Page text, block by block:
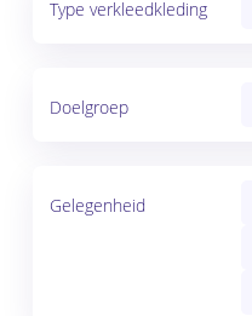
Type verkleedkleding
Doelgroep
Gelegenheid